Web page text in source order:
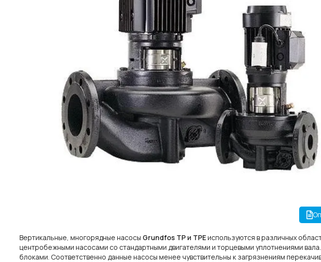
Вертикальные, многорядные насосы Grundfos TP и TPEиспользуются в различных
центробежными насосами со стандартными двигателями и торцевыми уплотнениями
блоками. Соответственно данные насосы менее чувствительны к загрязнениям